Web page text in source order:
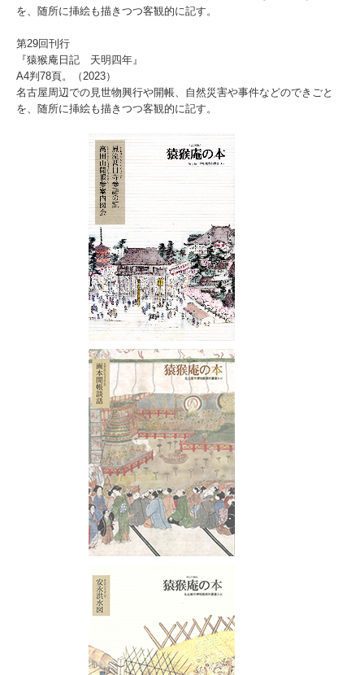
を、随所に挿絵も描きつつ客観的に記す。
第29回刊行
『猿猴庵日記 天明四年』
A4判78頁。（2023）
名古屋周辺での見世物興行や開帳、自然災害や事件などのできごと
を、随所に挿絵も描きつつ客観的に記す。